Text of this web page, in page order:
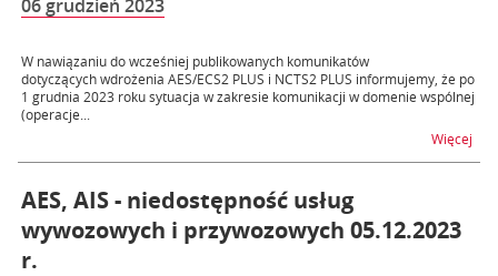
06 grudzień 2023
W nawiązaniu do wcześniej publikowanych komunikatów
dotyczących wdrożenia AES/ECS2 PLUS i NCTS2 PLUS informujemy, że po
1 grudnia 2023 roku sytuacja w zakresie komunikacji w domenie wspólnej
(operacje...
Więcej
AES, AIS - niedostępność usług
wywozowych i przywozowych 05.12.2023
r.